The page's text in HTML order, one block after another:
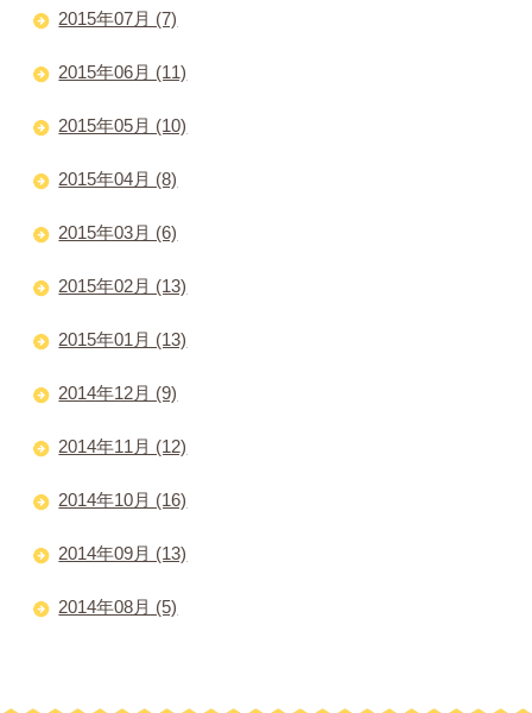
2015年07月 (7)
2015年06月 (11)
2015年05月 (10)
2015年04月 (8)
2015年03月 (6)
2015年02月 (13)
2015年01月 (13)
2014年12月 (9)
2014年11月 (12)
2014年10月 (16)
2014年09月 (13)
2014年08月 (5)